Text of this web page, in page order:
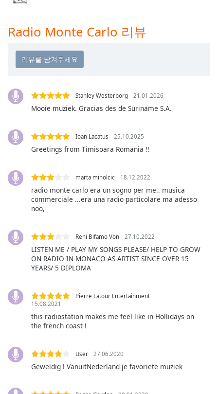
cancel
close
the
window.
Text
Background
Opacity
Area
Background
Color
Font
Edge
Style
Radio Monte Carlo 리뷰
Stanley Westerborg 21.01.2026
Mooie muziek. Gracias des de Suriname S.A.
Ioan Lacatus 25.10.2025
Greetings from Timisoara Romania !!
marta miholcic 18.12.2022
radio monte carlo era un sogno per me.. musica
commerciale ...era una radio particolare ma adesso
noo,
Reni Bifamo Von 27.10.2022
LISTEN ME / PLAY MY SONGS PLEASE/ HELP TO GROW
ON RADIO IN MONACO AS ARTIST SINCE OVER 15
YEARS/ 5 DIPLOMA
Pierre Latour Entertainment
15.08.2021
this radiostation makes me feel like in Hollidays on
the french coast !
User 27.06.2020
Geweldig ! VanuitNederland je favoriete muziek